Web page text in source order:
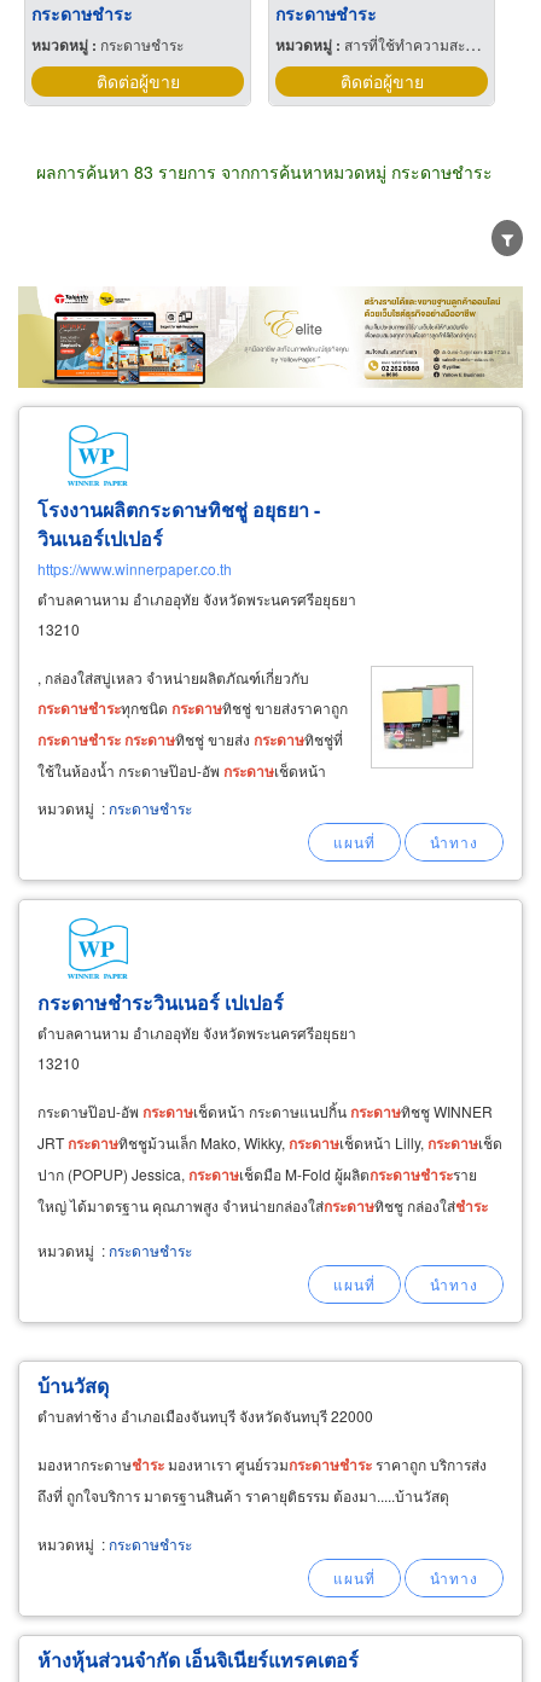
กระดาษชำระ
หมวดหมู่ : กระดาษชำระ
ติดต่อผู้ขาย
กระดาษชำระ
หมวดหมู่ : สารที่ใช้ทำความสะอาด
ติดต่อผู้ขาย
ผลการค้นหา 83 รายการ จากการค้นหาหมวดหมู่ กระดาษชำระ
ขายส่ง ขายปลีก ผู้ผลิต
ตัวแทนจัดจำหน่าย
ผู้ส่งออก/นำเข้า
ธุรกิจบริการ
โรงงานผลิตกระดาษทิชชู่ อยุธยา -
วินเนอร์เปเปอร์
https://www.winnerpaper.co.th
ตำบลคานหาม อำเภออุทัย จังหวัดพระนครศรีอยุธยา
13210
, กล่องใส่สบู่เหลว จำหน่ายผลิตภัณฑ์เกี่ยวกับ
กระดาษชำระทุกชนิด กระดาษทิชชู่ ขายส่งราคาถูก
กระดาษชำระ กระดาษทิชชู่ ขายส่ง กระดาษทิชชู่ที่
ใช้ในห้องน้ำ กระดาษป๊อป-อัพ กระดาษเช็ดหน้า
กระดาษแนปกิ้นกระดาษ
เช็ดหน้า lilly,
หมวดหมู่ : กระดาษชำระ
กระดาษชำระวินเนอร์ เปเปอร์
ตำบลคานหาม อำเภออุทัย จังหวัดพระนครศรีอยุธยา
13210
กระดาษป๊อป-อัพ กระดาษเช็ดหน้า กระดาษแนปกิ้น กระดาษทิชชู WINNER
JRT กระดาษทิชชูม้วนเล็ก Mako, Wikky, กระดาษเช็ดหน้า Lilly, กระดาษเช็ด
ปาก (POPUP) Jessica, กระดาษเช็ดมือ M-Fold ผู้ผลิตกระดาษชำระราย
ใหญ่ ได้มาตรฐาน คุณภาพสูง ​ จำหน่ายกล่องใส่กระดาษทิชชู กล่องใส่ชำระ
หมวดหมู่ : กระดาษชำระ
บ้านวัสดุ
ตำบลท่าช้าง อำเภอเมืองจันทบุรี จังหวัดจันทบุรี 22000
มองหากระดาษชำระมองหาเรา ศูนย์รวมกระดาษชำระ ราคาถูก บริการส่ง
ถึงที่ ถูกใจบริการ มาตรฐานสินค้า ราคายุติธรรม ต้องมา.....บ้านวัสดุ
หมวดหมู่ : กระดาษชำระ
ห้างหุ้นส่วนจำกัด เอ็นจิเนียร์แทรคเตอร์